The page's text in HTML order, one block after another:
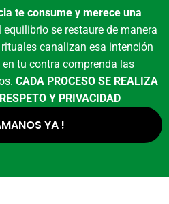
te consume y merece una
se restaure de manera
canalizan esa intención
tu contra comprenda las
CADA PROCESO SE REALIZA
Y PRIVACIDAD
YA !